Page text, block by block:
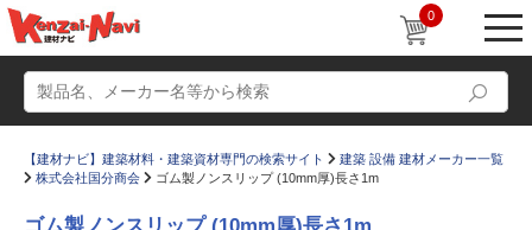
0
【建材ナビ】建築材料・建築資材専門の検索サイト
建築 設備 建材メーカー一覧
株式会社国分商会
ゴム製ノンスリップ (10mm厚)長さ1m